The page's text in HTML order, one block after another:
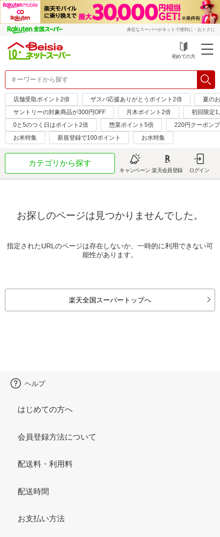
身近なスーパーがネットで便利に・おトクに
初めての方
店舗受取ポイント2倍 ザスパ応援ありがとうポイント2倍
夏の
サントリーの対象商品が300円OFF
月木ポイント2倍
初回限定
0と5のつく日はポイント2倍
惣菜ポイント5倍
220円クーポン
お米特集
新規登録で100ポイント お水特集
カテゴリから探す
キャンペーン 楽天会員登録 ログイン
お探しのページは見つかりませんでした。
指定されたURLのページは存在しないか、一時的に利用できない可
能性があります。
楽天全国スーパートップへ
ヘルプ
はじめての方へ
会員登録方法について
配送料・利用料
配送時間
お支払い方法